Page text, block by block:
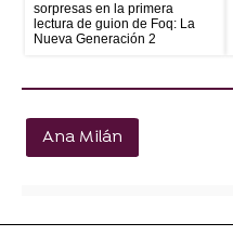
sorpresas en la primera
lectura de guion de Foq: La
Nueva Generación 2
Ana Milán